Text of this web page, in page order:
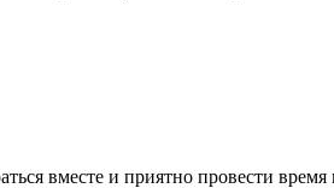
вместе и приятно провести время